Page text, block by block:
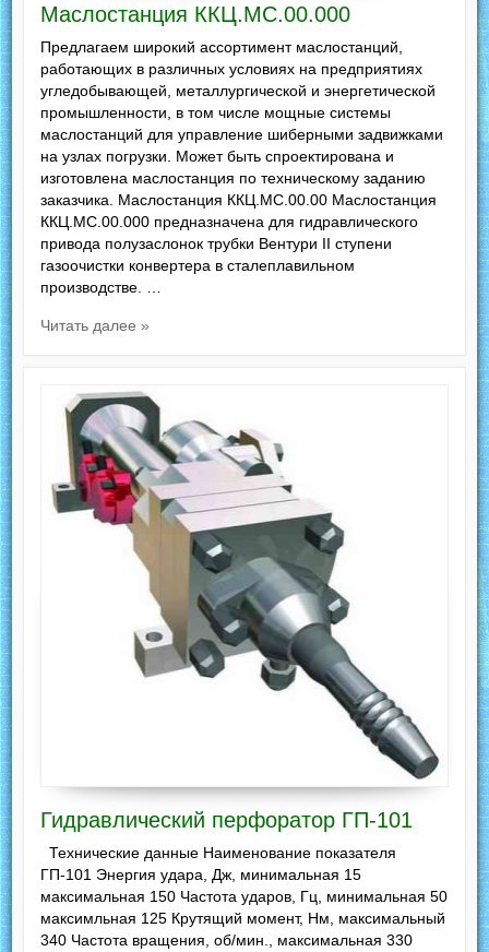
Маслостанция ККЦ.МС.00.000
Предлагаем широкий ассортимент маслостанций,
работающих в различных условиях на предприятиях
угледобывающей, металлургической и энергетической
промышленности, в том числе мощные системы
маслостанций для управление шиберными задвижками
на узлах погрузки. Может быть спроектирована и
изготовлена маслостанция по техническому заданию
заказчика. Маслостанция ККЦ.МС.00.00 Маслостанция
ККЦ.МС.00.000 предназначена для гидравлического
привода полузаслонок трубки Вентури II ступени
газоочистки конвертера в сталеплавильном
производстве. …
Читать далее »
Гидравлический перфоратор ГП-101
Технические данные Наименование показателя
ГП-101 Энергия удара, Дж, минимальная 15
максимальная 150 Частота ударов, Гц, минимальная 50
максимльная 125 Крутящий момент, Нм, максимальный
340 Частота вращения, об/мин., максимальная 330